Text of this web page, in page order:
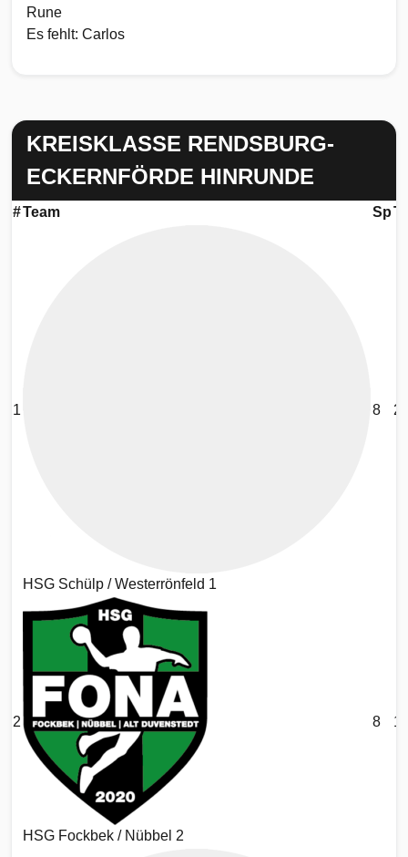
Rune
Es fehlt: Carlos
KREISKLASSE RENDSBURG-
ECKERNFÖRDE HINRUNDE
#Team Sp
1
HSG Schülp / Westerrönfeld 1
8
2
HSG Fockbek / Nübbel 2
8